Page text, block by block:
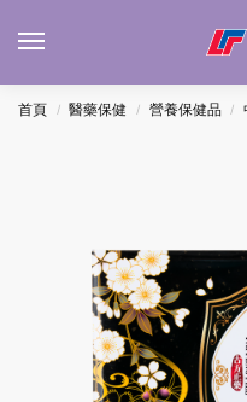
首頁 / 醫藥保健 / 營養保健品 /